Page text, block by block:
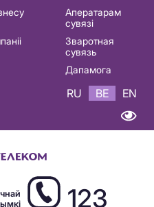
Аператарам
сувязі
Зваротная
сувязь
Дапамога
RU BE EN
123